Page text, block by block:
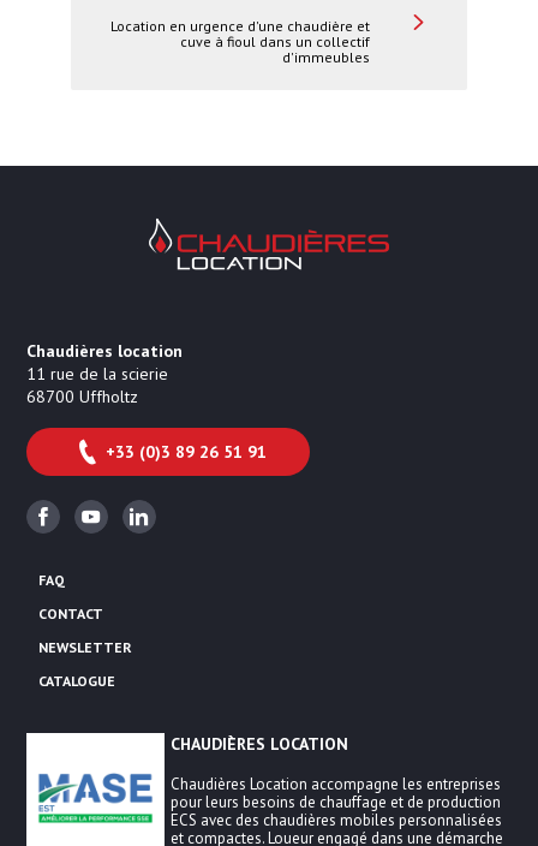
Location en urgence d'une chaudière et
cuve à fioul dans un collectif
d'immeubles
Chaudières Location Location de
Chaudières location
11 rue de la scierie
68700 Uffholtz
+33 (0)3 89 26 51 91
FacebookYoutubeLinkedin
FAQ
CONTACT
NEWSLETTER
CATALOGUE
CHAUDIÈRES LOCATION
Chaudières Location accompagne les entreprises
pour leurs besoins de chauffage et de production
ECS avec des chaudières mobiles personnalisées
et compactes. Loueur engagé dans une démarche